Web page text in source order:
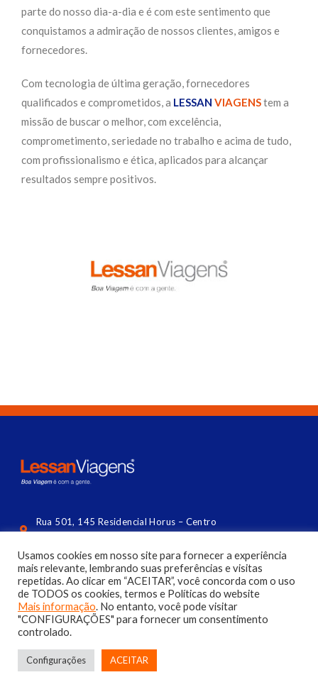
parte do nosso dia-a-dia e é com este sentimento que
conquistamos a admiração de nossos clientes, amigos e
fornecedores.
Com tecnologia de última geração, fornecedores
qualificados e comprometidos, a LESSAN VIAGENStem a
missão de buscar o melhor, com excelência,
comprometimento, seriedade no trabalho e acima de tudo,
com profissionalismo e ética, aplicados para alcançar
resultados sempre positivos.
Rua 501, 145 Residencial Horus – Centro
contato@lessan.com.br
(47) 3056 4144​
Usamos cookies em nosso site para fornecer a experiência
mais relevante, lembrando suas preferências e visitas
repetidas. Ao clicar em “ACEITAR”, você concorda com o uso
de TODOS os cookies, termos e Políticas do website
Mais informação. No entanto, você pode visitar
"CONFIGURAÇÕES" para fornecer um consentimento
controlado.
Configurações ACEITAR